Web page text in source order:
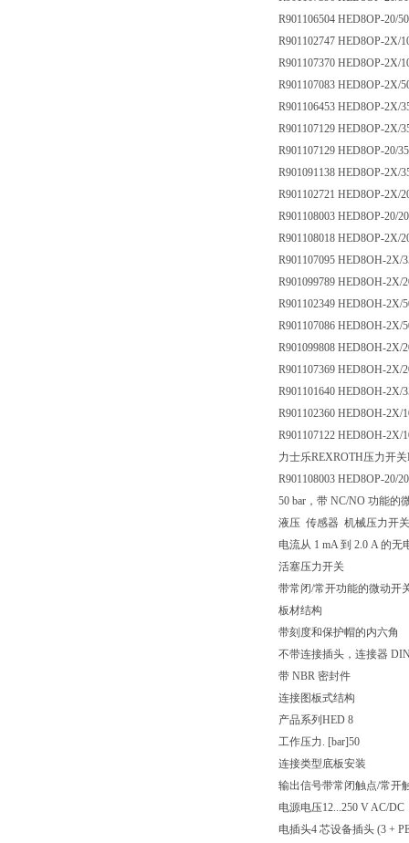
R901106504 HED8OP-20/
R901102747 HED8OP-2X/
R901107370 HED8OP-2X/
R901107083 HED8OP-2X/
R901106453 HED8OP-2X/
R901107129 HED8OP-2X/
R901107129 HED8OP-20/
R901091138 HED8OP-2X/
R901102721 HED8OP-2X/
R901108003 HED8OP-20/
R901108018 HED8OP-2X/
R901107095 HED8OH-2X/
R901099789 HED8OH-2X/
R901102349 HED8OH-2X/
R901107086 HED8OH-2X/
R901099808 HED8OH-2X/
R901107369 HED8OH-2X/
R901101640 HED8OH-2X/
R901102360 HED8OH-2X/
R901107122 HED8OH-2X/
力士乐REXROTH压力开
R901108003 HED8OP-20/
50 bar，带 NC/NO 功能的
液压 传感器 机械压力开
电流从 1 mA 到 2.0 A 的
活塞压力开关
带常闭/常开功能的微动开
板材结构
带刻度和保护帽的内六角
不带连接插头，连接器
带 NBR 密封件
连接图板式结构
产品系列 HED 8
工作压力. [bar]50
连接类型底板安装
输出信号带常闭触点/常开
电源电压12...250 V AC/DC
电插头4 芯设备插头 (3 +